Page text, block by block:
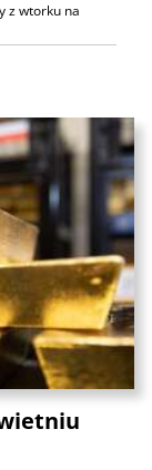
z wtorku na